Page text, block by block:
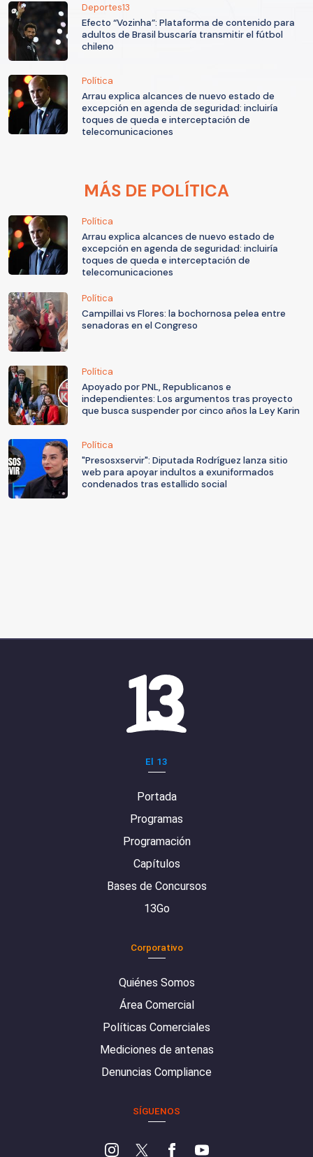
Deportes13
Efecto “Vozinha”: Plataforma de contenido para
adultos de Brasil buscaría transmitir el fútbol
chileno
Política
Arrau explica alcances de nuevo estado de
excepción en agenda de seguridad: incluiría
toques de queda e interceptación de
telecomunicaciones
MÁS DE POLÍTICA
Política
Arrau explica alcances de nuevo estado de
excepción en agenda de seguridad: incluiría
toques de queda e interceptación de
telecomunicaciones
Política
Campillai vs Flores: la bochornosa pelea entre
senadoras en el Congreso
Política
Apoyado por PNL, Republicanos e
independientes: Los argumentos tras proyecto
que busca suspender por cinco años la Ley Karin
Política
"Presosxservir": Diputada Rodríguez lanza sitio
web para apoyar indultos a exuniformados
condenados tras estallido social
El 13
Portada
Programas
Programación
Capítulos
Bases de Concursos
13Go
Corporativo
Quiénes Somos
Área Comercial
Políticas Comerciales
Mediciones de antenas
Denuncias Compliance
SÍGUENOS